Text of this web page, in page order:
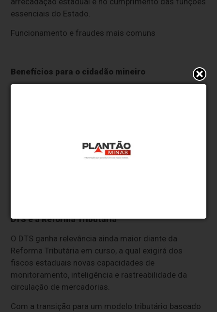
essenciais do Estado.
Funcionamento e fraudes mais comuns
Benefícios para o cidadão mineiro
melhores condições para estruturação e
crescimento de pequenos negócios, bem como na
DTS e a Reforma Tributária
O DTS ganha relevância ainda maior diante da
Reforma Tributária em curso, a qual exigirá dos
fiscos estaduais novas capacidades de
monitoramento, inteligência e rastreabilidade da
circulação de mercadorias.
Com a transição para um modelo tributário baseado